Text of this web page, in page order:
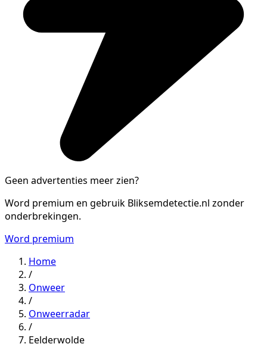
Geen advertenties meer zien?
Word premium en gebruik Bliksemdetectie.nl zonder
onderbrekingen.
Word premium
Home
/
Onweer
/
Onweerradar
/
Eelderwolde